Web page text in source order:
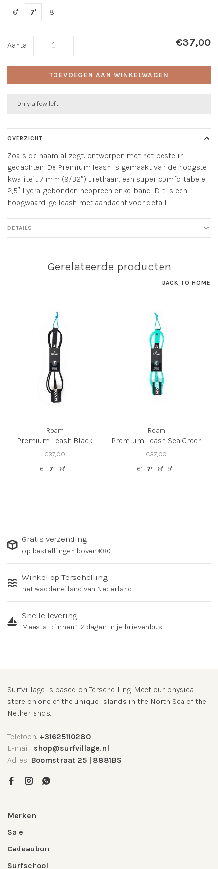
6' 7' 8'
Aantal: +
- €37,00
TOEVOEGEN AAN WINKELWAGEN
Only a few left
OVERZICHT
Zoals de naam al zegt: ontworpen met het beste in
gedachten. De Premium leash is gemaakt van de hoogste
kwaliteit 7 mm (9/32″) urethaan, een super comfortabele
2,5″ Lycra-gebonden neopreen enkelband. Dit is een
hoogwaardige leash met aandacht voor detail.
DETAILS
Gerelateerde producten
BACK TO HOME
Roam
Premium Leash Black
€37,00
6'
7’ 8'
Roam
Premium Leash Sea Green
€37,00
6’
7’ 8' 9'
Gratis verzending
op bestellingen boven €80
Winkel op Terschelling
het waddeneiland van Nederland
Snelle levering
Meestal binnen 1-2 dagen in je brievenbus
Surfvillage is based on Terschelling. Meet our physical
store on one of the unique islands in the North Sea of the
Netherlands.
Telefoon: +31625110280
E-mail: shop@surfvillage.nl
Adres: Boomstraat 25 | 8881BS
Merken
Sale
Cadeaubon
Surfschool